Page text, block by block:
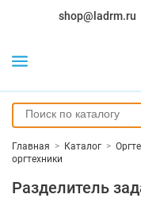
shop@ladrm.ru
Главная > Каталог >
оргтехники
Разделитель